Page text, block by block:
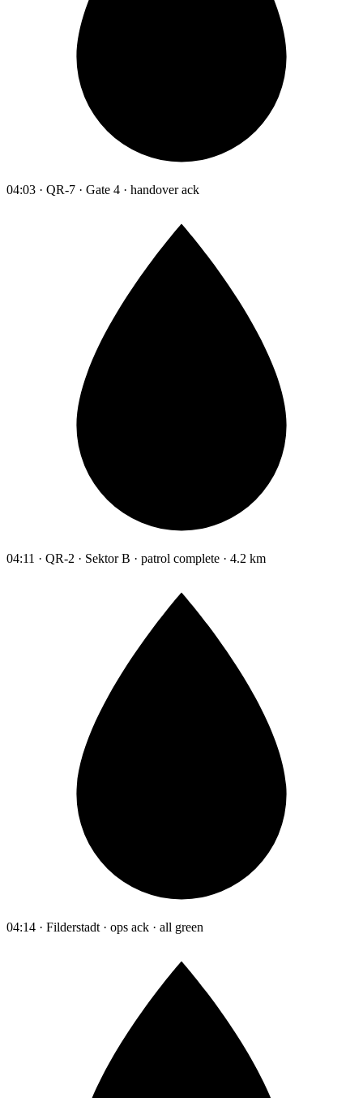
04:03 · QR-7 · Gate 4 · handover ack
04:11 · QR-2 · Sektor B · patrol complete · 4.2 km
04:14 · Filderstadt · ops ack · all green